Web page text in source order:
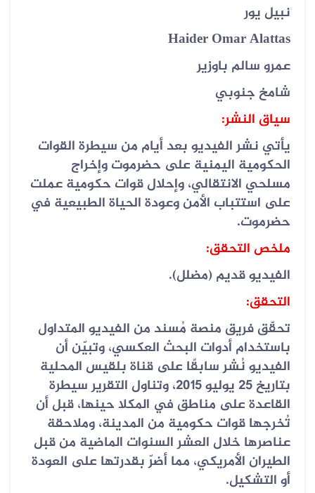
نبيل يور
Haider Omar Alattas
عمرو سالم باوزير
شامخ جنوبي
سياق النشر:
يأتي نشر الفيديو بعد أيام من سيطرة القوات
الحكومية اليمنية على حضرموت وإخراج
مسلحي الانتقالي، وإحلال قوات حكومية عملت
على استتباب الأمن وعودة الحياة الطبيعية في
حضرموت.
ملخص التحقق:
الفيديو قديم (مضلل).
التحقق:
تحقّق فريق منصة مُسند من الفيديو المتداول
باستخدام أدوات البحث العكسي، وتبيّن أن
الفيديو نُشر سابقًا على قناة بلقيس المحلية
بتاريخ 25 يوليو 2015، وتناول التقرير سيطرة
القاعدة على مناطق في المكلا حينها، قبل أن
تُخرجها قوات حكومية من المدينة، وملاحقة
عناصرها خلال العشر السنوات الماضية من قبل
الطيران الأمريكي، مما أضرّ بقدرتها على العودة
أو التشكيل.